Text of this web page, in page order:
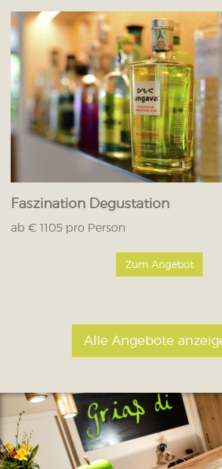
Faszination Degustation
ab € 1105 pro Person
Zum Angebot
Alle Angebote